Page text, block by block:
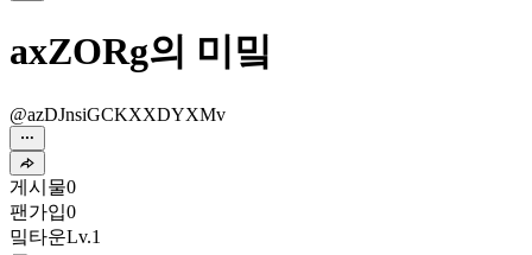
axZORg의 미밐
@azDJnsiGCKXXDYXMv
게시물0
팬가입0
밐타운Lv.1